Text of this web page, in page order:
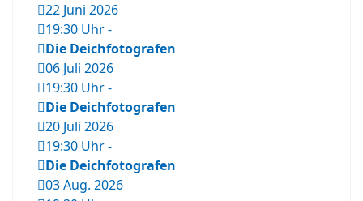
22 Juni 2026
19:30 Uhr-
Die Deichfotografen
06 Juli 2026
19:30 Uhr-
Die Deichfotografen
20 Juli 2026
19:30 Uhr-
Die Deichfotografen
03 Aug. 2026